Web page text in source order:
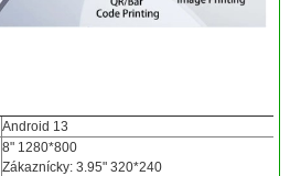
Android 13
8" 1280*800
Zákaznícky: 3.95" 320*240